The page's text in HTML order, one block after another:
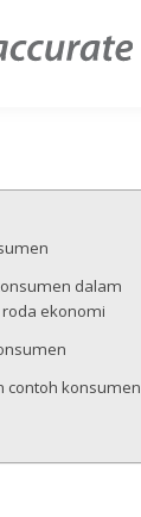
dalam
ekonomi
contoh konsumen